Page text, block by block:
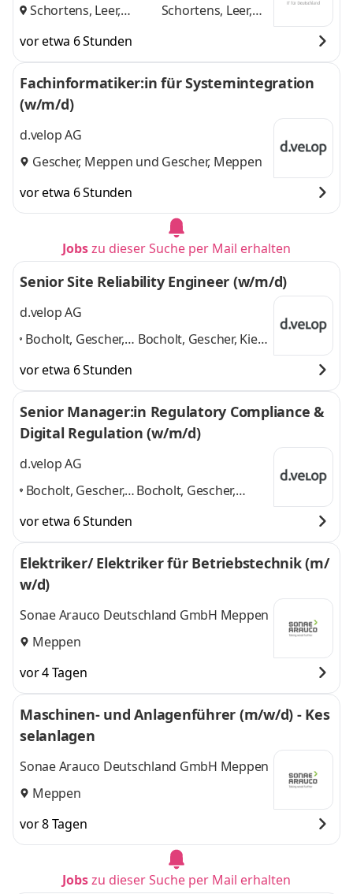
Schortens, Leer,
Schortens, Leer,
vor etwa 6 Stunden
Fachinformatiker:in für Systemintegration
(w/m/d)
d.velop AG
Gescher, Meppen und Gescher, Meppen
vor etwa 6 Stunden
Jobszu dieser Suche per Mail erhalten
Senior Site Reliability Engineer (w/m/d)
d.velop AG
Bocholt, Gescher,
Münster,
Osnabrück, Salem,
Schöppingen,
Bocholt, Gescher, Kiel,
Schöppingenund 6
weitere
vor etwa 6 Stunden
Senior Manager:in Regulatory Compliance &
Digital Regulation (w/m/d)
d.velop AG
Bocholt, Gescher,
Osnabrück,
Schöppingen,
Bocholt, Gescher,
Schöppingenund 4
weitere
vor etwa 6 Stunden
Elektriker/ Elektriker für Betriebstechnik (m/
w/d)
Sonae Arauco Deutschland GmbH Meppen
Meppen
vor 4 Tagen
Maschinen- und Anlagenführer (m/w/d) - Kes
selanlagen
Sonae Arauco Deutschland GmbH Meppen
Meppen
vor 8 Tagen
Jobszu dieser Suche per Mail erhalten